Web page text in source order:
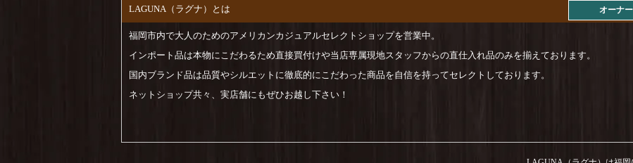
LAGUNA（ラグナ）とは オーナ
福岡市内で大人のためのアメリカンカジュアルセレクトショップを営業中。
インポート品は本物にこだわるため直接買付けや当店専属現地スタッフからの直仕入れ品のみを揃えております。
国内ブランド品は品質やシルエットに徹底的にこだわった商品を自信を持ってセレクトしております。
ネットショップ共々、実店舗にもぜひお越し下さい！